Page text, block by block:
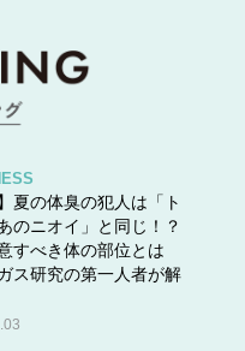
夏の体臭の犯人は「ト
のニオイ」と同じ！？
すべき体の部位とは
ガス研究の第一人者が解